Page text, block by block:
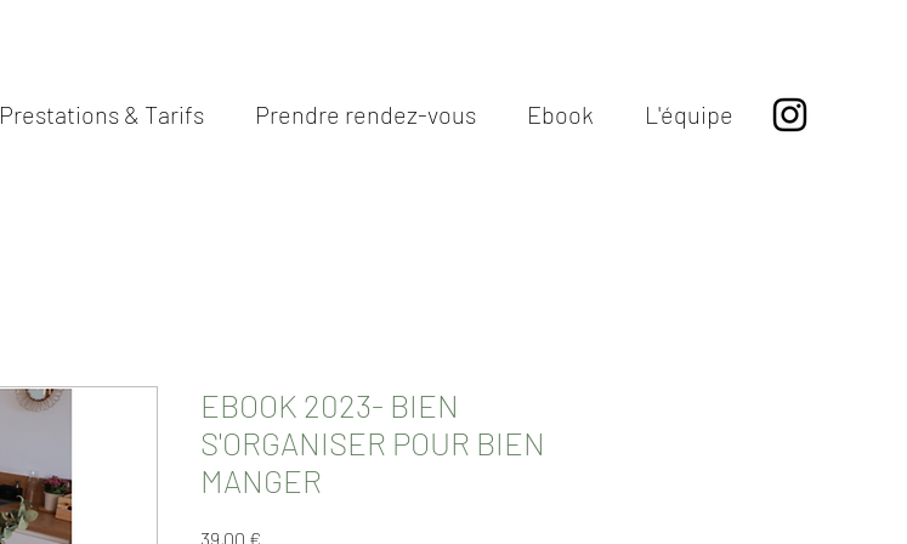
Prestations & Tarifs Prendre rendez-vous Ebook L'équipe
EBOOK 2023- BIEN
S'ORGANISER POUR BIEN
MANGER
39,00 €